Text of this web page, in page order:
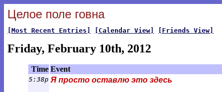
Целое поле говна
[Most Recent Entries] [Calendar View] [Friends View]
Friday, February 10th, 2012
Time Event
5:38p Я просто оставлю это здесь